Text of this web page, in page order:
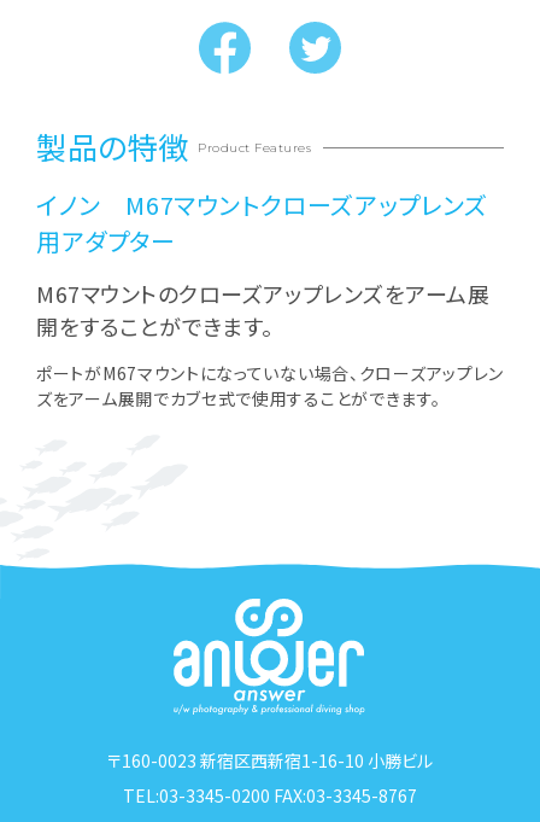
製品の特徴 Product Features
イノン M67マウントクローズアップレンズ
用アダプター
M67マウントのクローズアップレンズをアーム展
開をすることができます。
ポートがM67マウントになっていない場合、クローズアップレン
ズをアーム展開でカブセ式で使用することができます。
〒160-0023 新宿区西新宿1-16-10 小勝ビル
TEL:03-3345-0200 FAX:03-3345-8767